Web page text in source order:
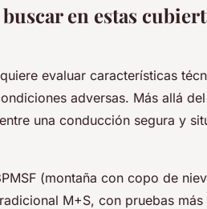
en estas
evaluar características
adversas. Más allá
una conducción segura y
(montaña con copo de
M+S, con pruebas